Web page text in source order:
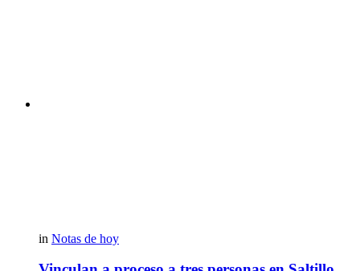
in Notas de hoy